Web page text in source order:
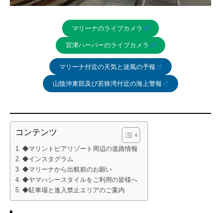
マリーナのライブカメラ
宮津ハーバーのライブカメラ
マリーナ付近の天気と波風の予報
山陰沖東部及び若狭湾付近の海上警報
コンテンツ
◆マリントピアリゾート周辺の道路情報
◆インスタグラム
◆マリーナから出航前のお願い
◆ヤマハシースタイルをご利用の皆様へ
◆駐車場と進入禁止エリアのご案内